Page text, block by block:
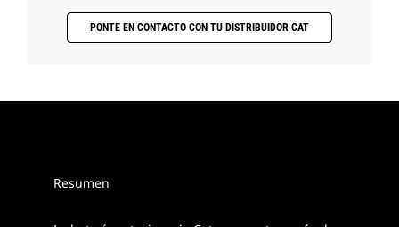
PONTE EN CONTACTO CON TU DISTRIBUIDOR CAT
Resumen